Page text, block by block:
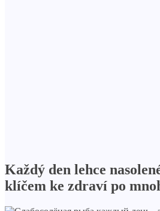
Každý den lehce
klíčem ke zdraví po